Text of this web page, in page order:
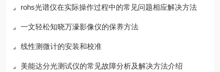
rohs光谱仪在实际操作过程中的常见问题相应解决方法
一文轻松知晓万濠影像仪的保养方法
线性测微计的安装和校准
美能达分光测试仪的常见故障分析及解决方法介绍